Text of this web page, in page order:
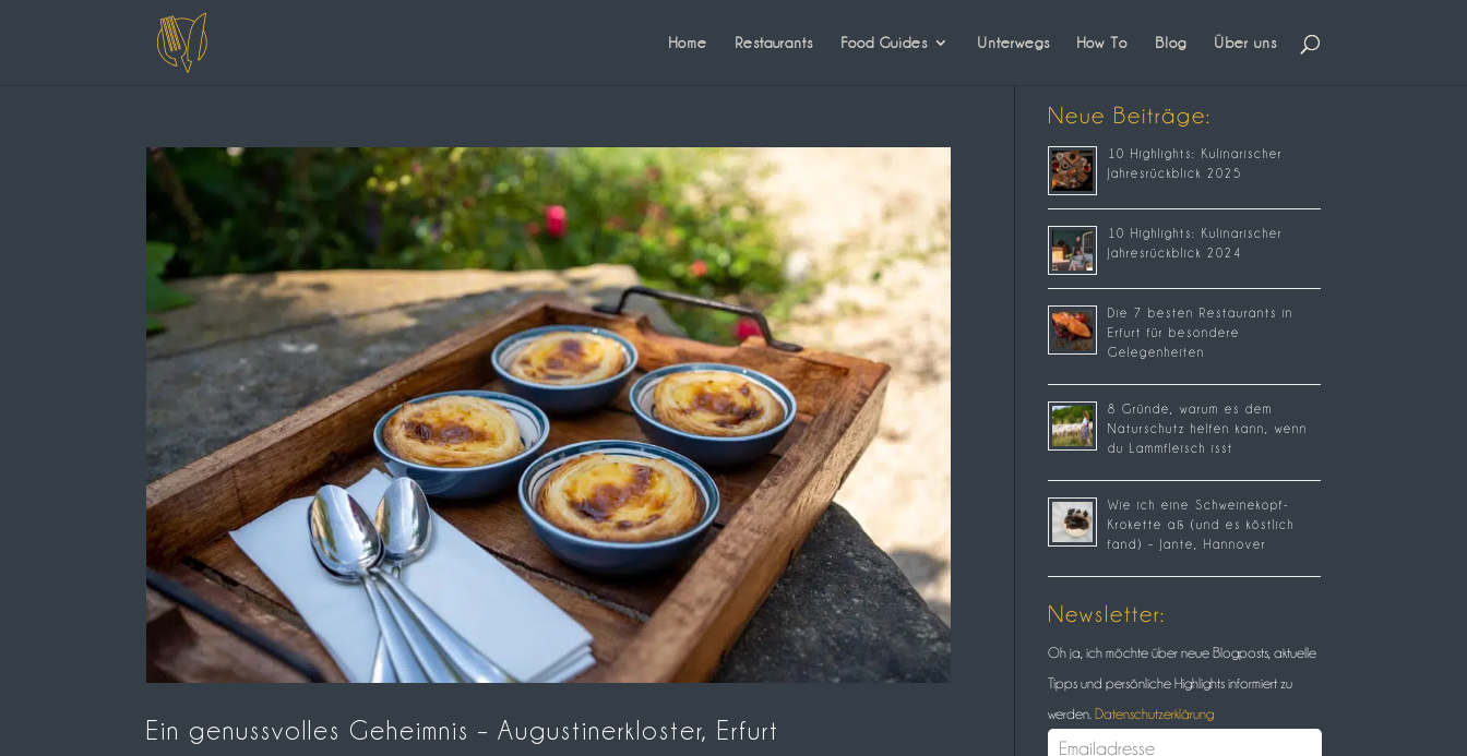
Home Restaurants Food Guides Unterwegs How To Blog Über uns
Ein genussvolles Geheimnis – Augustinerkloster, Erfurt
Neue Beiträge:
10 Highlights: Kulinarischer
Jahresrückblick 2025
10 Highlights: Kulinarischer
Jahresrückblick 2024
Die 7 besten Restaurants in
Erfurt für besondere
Gelegenheiten
8 Gründe, warum es dem
Naturschutz helfen kann, wenn
du Lammfleisch isst
Wie ich eine Schweinekopf-
Krokette aß (und es köstlich
fand) – Jante, Hannover
Newsletter:
Oh ja, ich möchte über neue Blogposts, aktuelle
Tipps und persönliche Highlights informiert zu
werden. Datenschutzerklärung